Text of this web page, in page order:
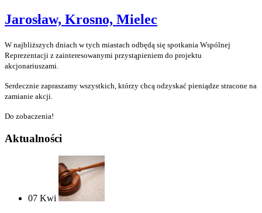
Jarosław, Krosno, Mielec
W najbliższych dniach w tych miastach odbędą się spotkania Wspólnej
Reprezentacji z zainteresowanymi przystąpieniem do projektu
akcjonariuszami.
Serdecznie zapraszamy wszystkich, którzy chcą odzyskać pieniądze stracone na
zamianie akcji.
Do zobaczenia!
Aktualności
07 Kwi